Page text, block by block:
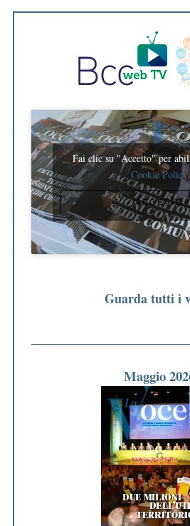
Fai clic su "Accetto" per
Cookie Policy
ACCETTO
Guarda tutti i
Maggio